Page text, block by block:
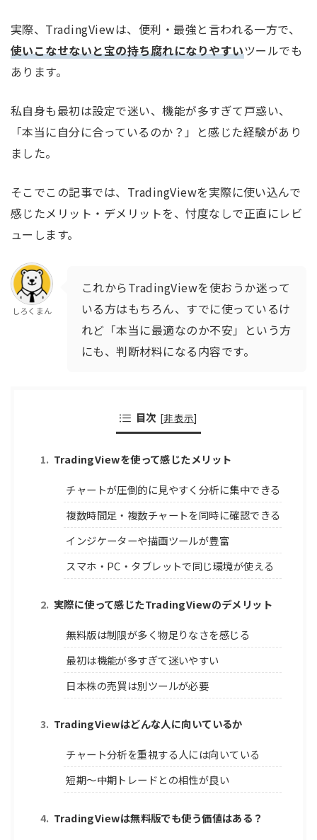
実際、TradingViewは、便利・最強と言われる一方で、
使いこなせないと宝の持ち腐れになりやすいツールでも
あります。
私自身も最初は設定で迷い、機能が多すぎて戸惑い、
「本当に自分に合っているのか？」と感じた経験があり
ました。
そこでこの記事では、TradingViewを実際に使い込んで
感じたメリット・デメリットを、忖度なしで正直にレビ
ューします。
しろくまん
これからTradingViewを使おうか迷って
いる方はもちろん、すでに使っているけ
れど「本当に最適なのか不安」という方
にも、判断材料になる内容です。
目次 [非表示]
TradingViewを使って感じたメリット
チャートが圧倒的に見やすく分析に集中できる
複数時間足・複数チャートを同時に確認できる
インジケーターや描画ツールが豊富
スマホ・PC・タブレットで同じ環境が使える
実際に使って感じたTradingViewのデメリット
無料版は制限が多く物足りなさを感じる
最初は機能が多すぎて迷いやすい
日本株の売買は別ツールが必要
TradingViewはどんな人に向いているか
チャート分析を重視する人には向いている
短期〜中期トレードとの相性が良い
TradingViewは無料版でも使う価値はある？